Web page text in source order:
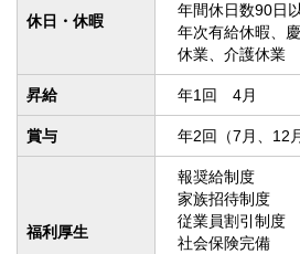
休日・休暇
年間休日数90日
年次有給休暇、
休業、介護休業
昇給 年1回　4月
賞与 年2回（7月、12
福利厚生
報奨給制度
家族招待制度
従業員割引制度
社会保険完備